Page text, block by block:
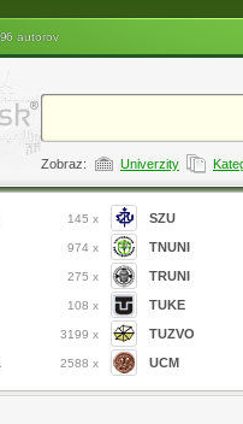
autorov
Zobraz: Univerzity
145 x
974 x
275 x
108 x
3199 x
2588 x
SZU
TNUNI
TRUNI
TUKE
TUZVO
UCM